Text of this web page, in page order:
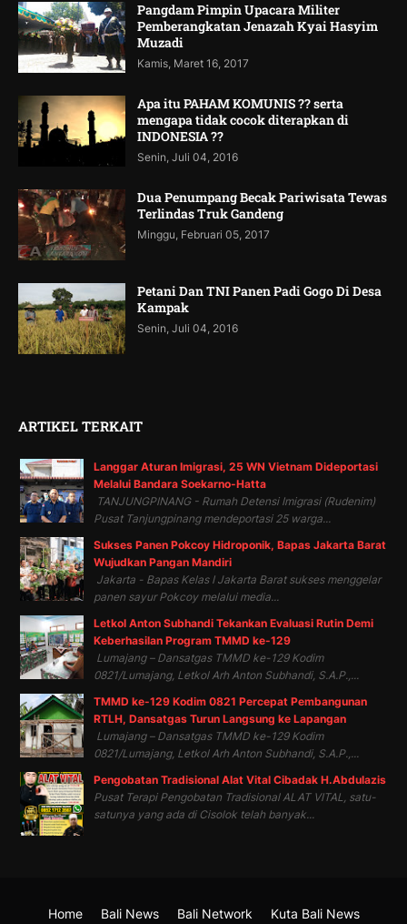
Pangdam Pimpin Upacara Militer
Pemberangkatan Jenazah Kyai Hasyim
Muzadi
Kamis, Maret 16, 2017
Apa itu PAHAM KOMUNIS ?? serta
mengapa tidak cocok diterapkan di
INDONESIA ??
Senin, Juli 04, 2016
Dua Penumpang Becak Pariwisata Tewas
Terlindas Truk Gandeng
Minggu, Februari 05, 2017
Petani Dan TNI Panen Padi Gogo Di Desa
Kampak
Senin, Juli 04, 2016
ARTIKEL TERKAIT
Langgar Aturan Imigrasi, 25 WN Vietnam Dideportasi
Melalui Bandara Soekarno-Hatta
TANJUNGPINANG - Rumah Detensi Imigrasi (Rudenim)
Pusat Tanjungpinang mendeportasi 25 warga...
Sukses Panen Pokcoy Hidroponik, Bapas Jakarta Barat
Wujudkan Pangan Mandiri
Jakarta - Bapas Kelas I Jakarta Barat sukses menggelar
panen sayur Pokcoy melalui media...
Letkol Anton Subhandi Tekankan Evaluasi Rutin Demi
Keberhasilan Program TMMD ke-129
Lumajang – Dansatgas TMMD ke-129 Kodim
0821/Lumajang, Letkol Arh Anton Subhandi, S.A.P.,...
TMMD ke-129 Kodim 0821 Percepat Pembangunan
RTLH, Dansatgas Turun Langsung ke Lapangan
Lumajang – Dansatgas TMMD ke-129 Kodim
0821/Lumajang, Letkol Arh Anton Subhandi, S.A.P.,...
Pengobatan Tradisional Alat Vital Cibadak H.Abdulazis
Pusat Terapi Pengobatan Tradisional ALAT VITAL, satu-
satunya yang ada di Cisolok telah banyak...
Home Bali News Bali Network Kuta Bali News